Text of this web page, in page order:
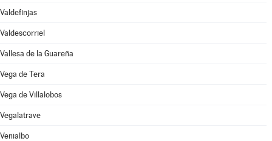
Valdefinjas
Valdescorriel
Vallesa de la Guareña
Vega de Tera
Vega de Villalobos
Vegalatrave
Venialbo